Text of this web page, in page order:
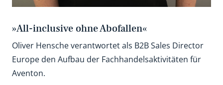
»All-inclusive ohne Abofallen«
Oliver Hensche verantwortet als B2B Sales Director
Europe den Aufbau der Fachhandelsaktivitäten für
Aventon.